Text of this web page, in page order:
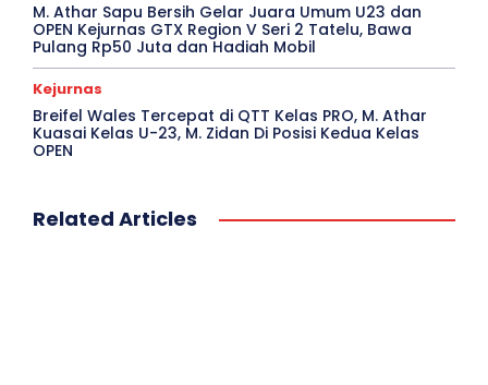
M. Athar Sapu Bersih Gelar Juara Umum U23 dan
OPEN Kejurnas GTX Region V Seri 2 Tatelu, Bawa
Pulang Rp50 Juta dan Hadiah Mobil
Kejurnas
Breifel Wales Tercepat di QTT Kelas PRO, M. Athar
Kuasai Kelas U-23, M. Zidan Di Posisi Kedua Kelas
OPEN
Related Articles